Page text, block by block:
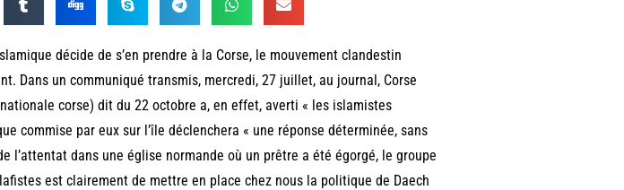
décide de s’en prendre à la Corse, le mouvement clandestin
Dans un communiqué transmis, mercredi, 27 juillet, au journal, Corse
corse) dit du 22 octobre a, en effet, averti « les islamistes
commise par eux sur l’île déclenchera « une réponse déterminée, sans
l’attentat dans une église normande où un prêtre a été égorgé, le groupe
est clairement de mettre en place chez nous la politique de Daech